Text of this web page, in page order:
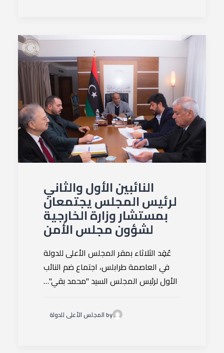
النائبين الأول والثاني
لرئيس المجلس يجتمعان
بمستشار وزارة الخارجية
لشؤون مجلس الأمن
عٌقِد الثلاثاء بمقر المجلس الأعلى للدولة
في العاصمة طرابلس، اجتماع ضم النائب
الأول لرئيس المجلس السيد "محمد بقي"…
by المجلس الأعلى للدولة